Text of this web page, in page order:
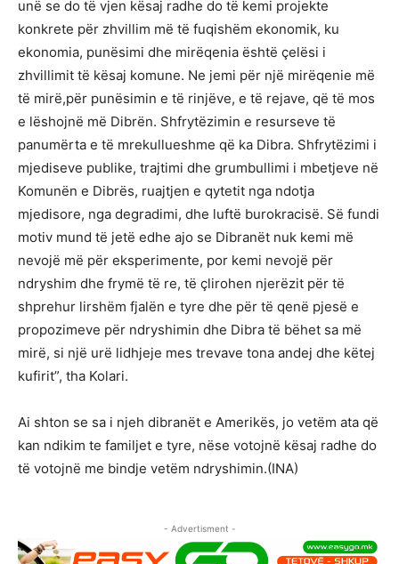
unë se do të vjen kësaj radhe do të kemi projekte
konkrete për zhvillim më të fuqishëm ekonomik, ku
ekonomia, punësimi dhe mirëqenia është çelësi i
zhvillimit të kësaj komune. Ne jemi për një mirëqenie më
të mirë,për punësimin e të rinjëve, e të rejave, që të mos
e lëshojnë më Dibrën. Shfrytëzimin e resurseve të
panumërta e të mrekullueshme që ka Dibra. Shfrytëzimi i
mjediseve publike, trajtimi dhe grumbullimi i mbetjeve në
Komunën e Dibrës, ruajtjen e qytetit nga ndotja
mjedisore, nga degradimi, dhe luftë burokracisë. Së fundi
motiv mund të jetë edhe ajo se Dibranët nuk kemi më
nevojë më për eksperimente, por kemi nevojë për
ndryshim dhe frymë të re, të çlirohen njerëzit për të
shprehur lirshëm fjalën e tyre dhe për të qenë pjesë e
propozimeve për ndryshimin dhe Dibra të bëhet sa më
mirë, si një urë lidhjeje mes trevave tona andej dhe këtej
kufirit”, tha Kolari.
Ai shton se sa i njeh dibranët e Amerikës, jo vetëm ata që
kan ndikim te familjet e tyre, nëse votojnë kësaj radhe do
të votojnë me bindje vetëm ndryshimin.(INA)
- Advertisment -